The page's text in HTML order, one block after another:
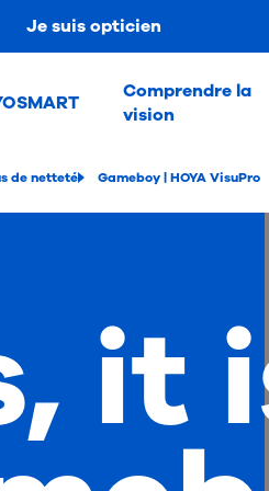
Je suis opticien
Comprendre la
vision
de netteté Gameboy | HOYA VisuPro
it